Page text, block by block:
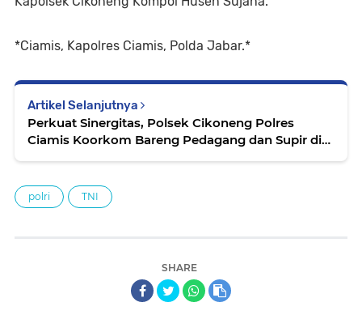
*Ciamis, Kapolres Ciamis, Polda Jabar.*
Artikel Selanjutnya
Perkuat Sinergitas, Polsek Cikoneng Polres
Ciamis Koorkom Bareng Pedagang dan Supir di
polri TNI
SHARE